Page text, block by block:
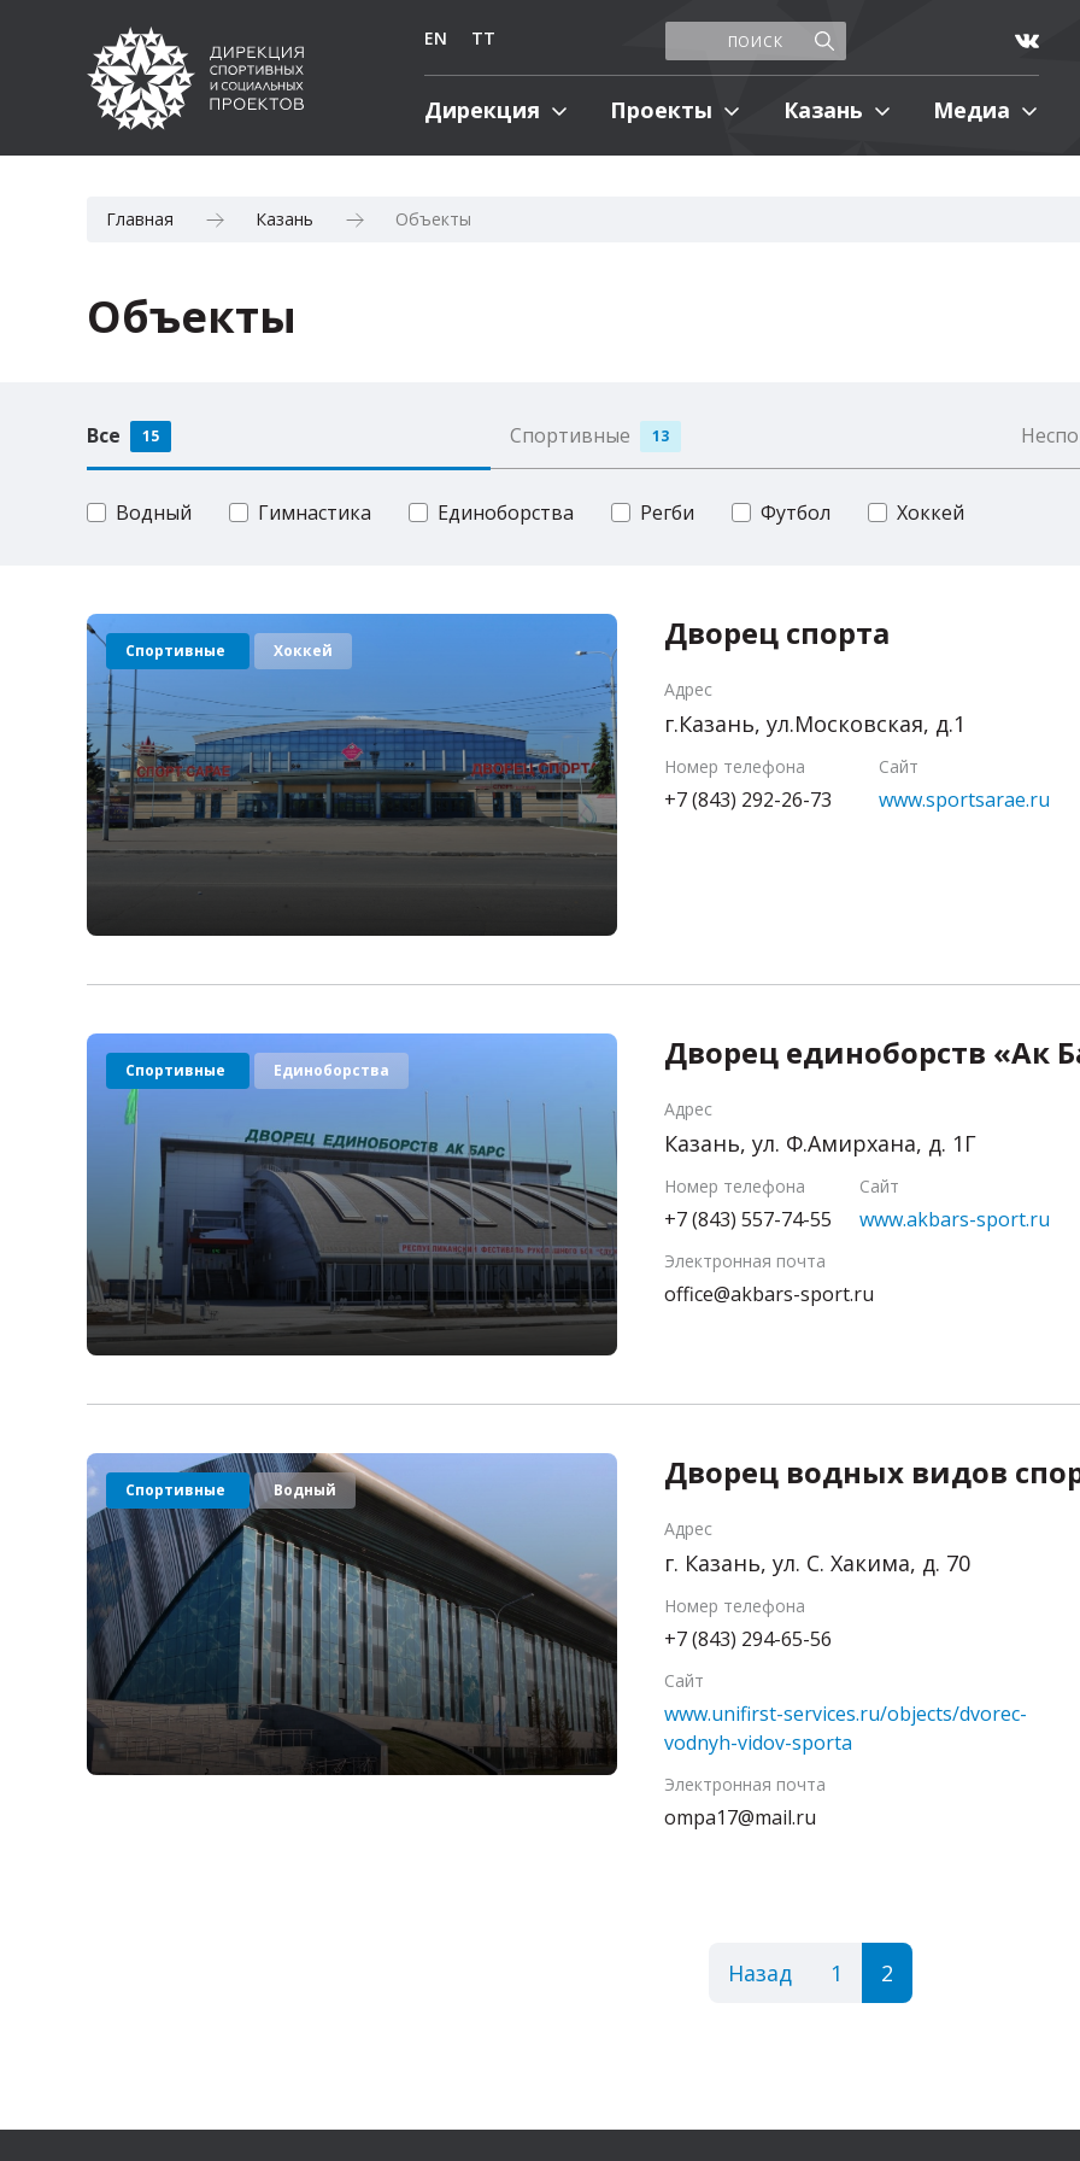
EN TT
Дирекция Проекты Казань Медиа
Главная Казань Объекты
Объекты
Все 15 Спортивные 13
Водный Гимнастика Единоборства Регби Футбол Хоккей
Спортивные Хоккей Дворец спорта
Адрес
г.Казань, ул.Московская, д.1
Номер телефона
+7 (843) 292-26-73
Сайт
www.sportsarae.ru
Спортивные Единоборства Дворец единоборств «Ак
Адрес
Казань, ул. Ф.Амирхана, д. 1Г
Номер телефона
+7 (843) 557-74-55
Сайт
www.akbars-sport.ru
Электронная почта
office@akbars-sport.ru
Спортивные Водный Дворец водных видов
Адрес
г. Казань, ул. С. Хакима, д. 70
Номер телефона
+7 (843) 294-65-56
Сайт
www.unifirst-services.ru/objects/dvorec-
vodnyh-vidov-sporta
Электронная почта
ompa17@mail.ru
Назад 1 2